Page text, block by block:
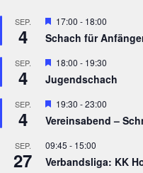
SEP.
4
Hervorgehoben
17:00 - 18:00
Schach für
SEP.
4
Hervorgehoben
18:00 - 19:30
Jugendschach
SEP.
4
Hervorgehoben
19:30 -23:00
Vereinsabend –
SEP.
27
09:45 - 15:00
Verbandsliga: KK